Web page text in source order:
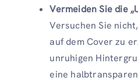
Vermeiden Sie die
Versuchen Sie
auf dem Cover zu
unruhigen
eine